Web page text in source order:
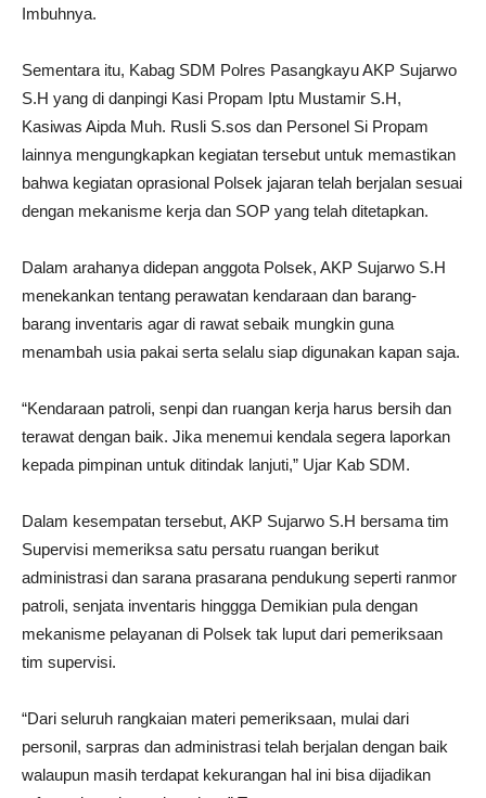
Imbuhnya.
Sementara itu, Kabag SDM Polres Pasangkayu AKP Sujarwo
S.H yang di danpingi Kasi Propam Iptu Mustamir S.H,
Kasiwas Aipda Muh. Rusli S.sos dan Personel Si Propam
lainnya mengungkapkan kegiatan tersebut untuk memastikan
bahwa kegiatan oprasional Polsek jajaran telah berjalan sesuai
dengan mekanisme kerja dan SOP yang telah ditetapkan.
Dalam arahanya didepan anggota Polsek, AKP Sujarwo S.H
menekankan tentang perawatan kendaraan dan barang-
barang inventaris agar di rawat sebaik mungkin guna
menambah usia pakai serta selalu siap digunakan kapan saja.
“Kendaraan patroli, senpi dan ruangan kerja harus bersih dan
terawat dengan baik. Jika menemui kendala segera laporkan
kepada pimpinan untuk ditindak lanjuti,” Ujar Kab SDM.
Dalam kesempatan tersebut, AKP Sujarwo S.H bersama tim
Supervisi memeriksa satu persatu ruangan berikut
administrasi dan sarana prasarana pendukung seperti ranmor
patroli, senjata inventaris hinggga Demikian pula dengan
mekanisme pelayanan di Polsek tak luput dari pemeriksaan
tim supervisi.
“Dari seluruh rangkaian materi pemeriksaan, mulai dari
personil, sarpras dan administrasi telah berjalan dengan baik
walaupun masih terdapat kekurangan hal ini bisa dijadikan